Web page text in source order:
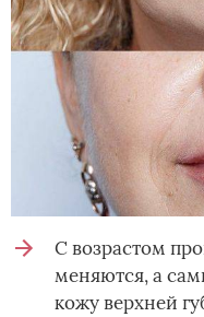
С возрастом
меняются, а
кожу верхней